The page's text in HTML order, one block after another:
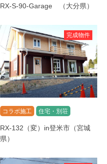
RX-S-90-Garage （大分県）
完成物件
コラボ施工 住宅・別荘
RX-132（変）in登米市（宮城
県）